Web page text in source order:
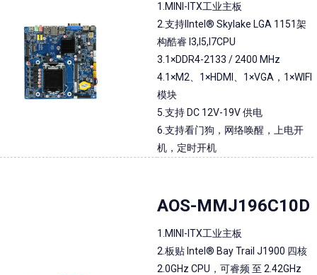
1.MINI-ITX工业主板
2.支持IIntel® Skylake LGA 1151架
构酷睿 I3,I5,I7CPU
3.1×DDR4-2133 / 2400 MHz
4.1×M2、1×HDMI、1×VGA，1×WIFI
模块
5.支持 DC 12V-19V 供电
6.支持看门狗，网络唤醒，上电开
机，定时开机
AOS-MMJ196C10D
1.MINI-ITX工业主板
2.板贴 Intel® Bay Trail J1900 四核
2.0GHz CPU，可睿频 至 2.42GHz